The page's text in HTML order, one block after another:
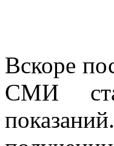
Вскоре
СМИ